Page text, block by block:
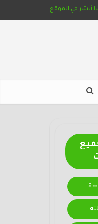
أنشر في الموقع